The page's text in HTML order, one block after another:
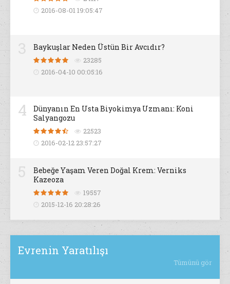
2016-08-01 19:05:47
Baykuşlar Neden Üstün Bir Avcıdır?
23285
2016-04-10 00:05:16
4
Dünyanın En Usta Biyokimya Uzmanı: Koni
Salyangozu
22523
2016-02-12 23:57:27
Bebeğe Yaşam Veren Doğal Krem: Verniks
Kazeoza
19557
2015-12-16 20:28:26
Evrenin Yaratılışı
Tümünü gör